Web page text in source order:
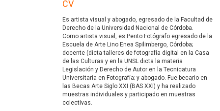
CV
Es artista visual y abogado, egresado de la Facultad de
Derecho de la Universidad Nacional de Córdoba.
Como artista visual, es Perito Fotógrafo egresado de la
Escuela de Arte Lino Enea Spilimbergo, Córdoba;
docente (dicta talleres de fotografía digital en la Casa
de las Culturas y en la UNSL dicta la materia
Legislación y Derecho de Autor en la Tecnicatura
Universitaria en Fotografía; y abogado. Fue becario en
las Becas Arte Siglo XXI (BAS XXI) y ha realizado
muestras individuales y participado en muestras
colectivas.